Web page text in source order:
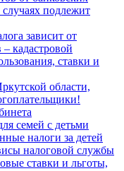
подлежит
зависит от
кадастровой
ставки и
области,
семей с детьми
налоги за детей
налоговой службы
ставки и льготы,